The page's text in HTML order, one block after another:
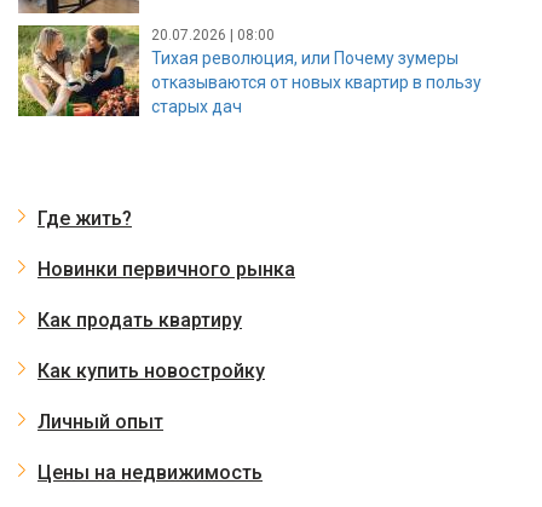
20.07.2026 | 08:00
Тихая революция, или Почему зумеры
отказываются от новых квартир в пользу
старых дач
Где жить?
Новинки первичного рынка
Как продать квартиру
Как купить новостройку
Личный опыт
Цены на недвижимость